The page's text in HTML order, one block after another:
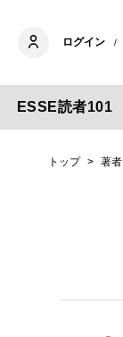
ログイン /
ESSE読者101
トップ 著